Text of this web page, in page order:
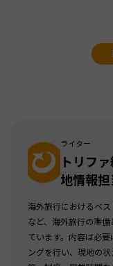
ライター
トリフ
地情報担
海外旅行におけるベ
など、海外旅行の準
ています。内容は必
ングを行い、現地の